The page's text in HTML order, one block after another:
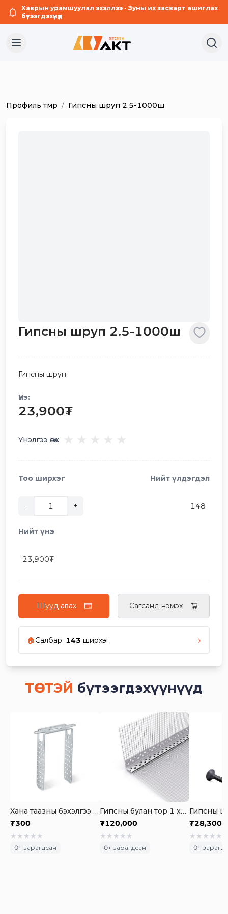
Хаврын урамшуулал эхэллээ - Зуны их засварт ашиглах
бүтээгдэхүүнүүд
Профиль төмөр / Гипсны шруп 2.5-1000ш
Гипсны шруп 2.5-1000ш
Гипсны шруп
Үнэ:
23,900₮
Үнэлгээ өгөх:
Тоо ширхэг
- +
Нийт үлдэгдэл
148
Нийт үнэ
23,900₮
Шууд авах Сагсанд нэмэх
🏠Салбар: 143 ширхэг ›
ТӨСТЭЙ бүтээгдэхүүнүүд
Хана таазны бэхэлгээ төмөр
₮300
★ ★ ★ ★ ★
0+ зарагдсан
Гипсны булан тор 1 хайрцаг-100ш
₮120,000
★ ★ ★ ★ ★
0+ зарагдсан
₮28,300
★ ★ ★ ★ ★
0+